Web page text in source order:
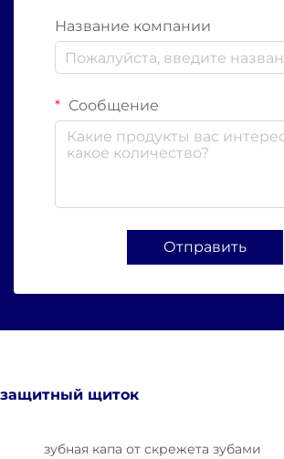
Название компании
Сообщение
Отправить
защитный щиток
зубная капа от скрежета зубами